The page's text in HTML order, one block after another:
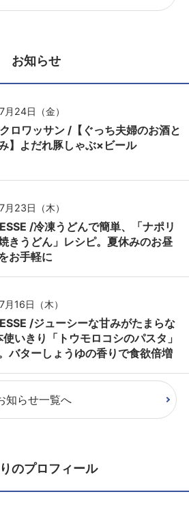
お知らせ
24日（金）
ロワッサン /【ぐっち夫婦のお酒と
】よだれ豚しゃぶ×ビール
23日（木）
/冷凍うどんで簡単、「ナポリ
きうどん」レシピ。夏休みのお昼
お手軽に
16日（木）
/ジューシーな甘みがたまらな
使いきり「トウモロコシのパスタ」
バターしょうゆの香りで食欲倍増
知らせ一覧へ
のプロフィール